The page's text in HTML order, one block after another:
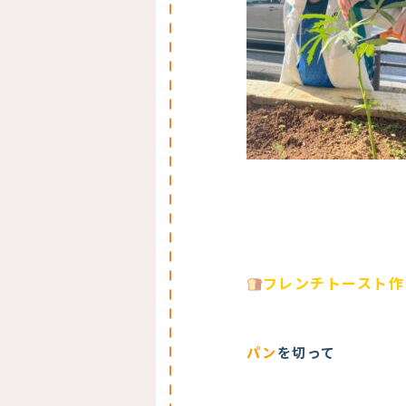
フレンチトースト
パンを切って